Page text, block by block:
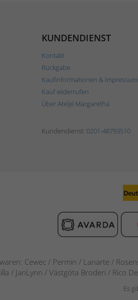
KUNDENDIENST
Kontakt
Rückgabe
Kaufinformationen & Impressum
Kauf widerrufen
Über Ateljé Margaretha
Kundendienst: 0201-48793510
Cewec / Permin / Lanarte /
/ JanLynn / Västgöta Broderi / Rico
Es